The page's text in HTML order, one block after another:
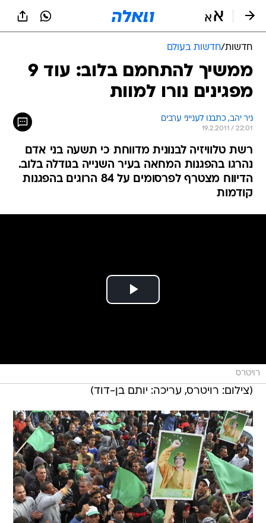
חדשות/חדשות בעולם
ממשיך להתחמם בלוב: עוד 9
מפגינים נורו למוות
ניר יהב, כתבנו לענייני ערבים
19.2.2011 / 22:01
רשת טלוויזיה לבנונית מדווחת כי תשעה בני אדם
נהרגו בהפגנות המחאה בעיר השנייה בגודלה בלוב.
הדיווח מצטרף לפרסומים על 84 הרוגים בהפגנות
קודמות
רויטרס
(צילום: רויטרס, עריכה: יותם בן-דוד)